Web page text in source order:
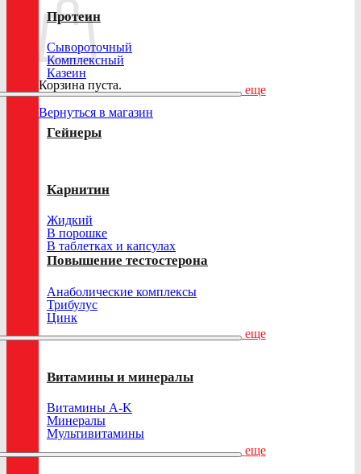
Корзина пуста.
Вернуться в магазин
Протеин
Сывороточный
Комплексный
Казеин
еще
Гейнеры
Карнитин
Жидкий
В порошке
В таблетках и капсулах
Повышение тестостерона
Анаболические комплексы
Трибулус
Цинк
еще
Витамины и минералы
Витамины A-K
Минералы
Мультивитамины
еще